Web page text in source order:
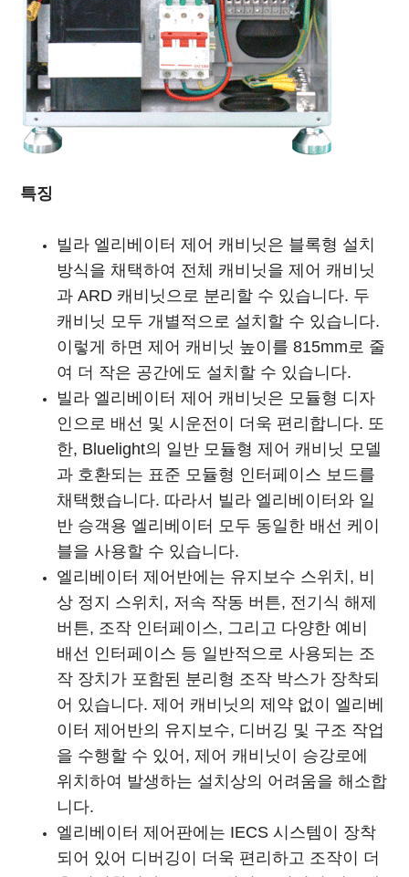
특징
빌라 엘리베이터 제어 캐비닛은 블록형 설치
방식을 채택하여 전체 캐비닛을 제어 캐비닛
과 ARD 캐비닛으로 분리할 수 있습니다. 두
캐비닛 모두 개별적으로 설치할 수 있습니다.
이렇게 하면 제어 캐비닛 높이를 815mm로 줄
여 더 작은 공간에도 설치할 수 있습니다.
빌라 엘리베이터 제어 캐비닛은 모듈형 디자
인으로 배선 및 시운전이 더욱 편리합니다. 또
한, Bluelight의 일반 모듈형 제어 캐비닛 모델
과 호환되는 표준 모듈형 인터페이스 보드를
채택했습니다. 따라서 빌라 엘리베이터와 일
반 승객용 엘리베이터 모두 동일한 배선 케이
블을 사용할 수 있습니다.
엘리베이터 제어반에는 유지보수 스위치, 비
상 정지 스위치, 저속 작동 버튼, 전기식 해제
버튼, 조작 인터페이스, 그리고 다양한 예비
배선 인터페이스 등 일반적으로 사용되는 조
작 장치가 포함된 분리형 조작 박스가 장착되
어 있습니다. 제어 캐비닛의 제약 없이 엘리베
이터 제어반의 유지보수, 디버깅 및 구조 작업
을 수행할 수 있어, 제어 캐비닛이 승강로에
위치하여 발생하는 설치상의 어려움을 해소합
니다.
엘리베이터 제어판에는 IECS 시스템이 장착
되어 있어 디버깅이 더욱 편리하고 조작이 더